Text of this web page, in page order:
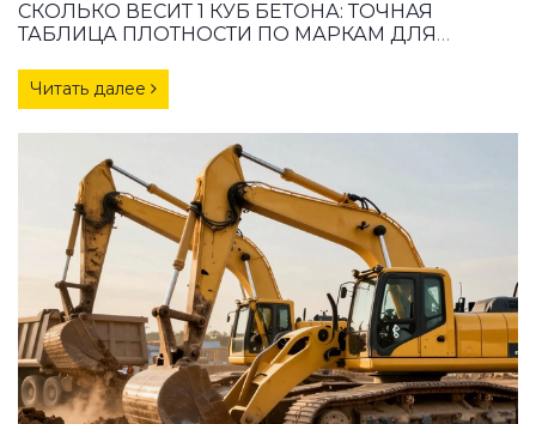
СКОЛЬКО ВЕСИТ 1 КУБ БЕТОНА: ТОЧНАЯ
ТАБЛИЦА ПЛОТНОСТИ ПО МАРКАМ ДЛЯ
Читать далее